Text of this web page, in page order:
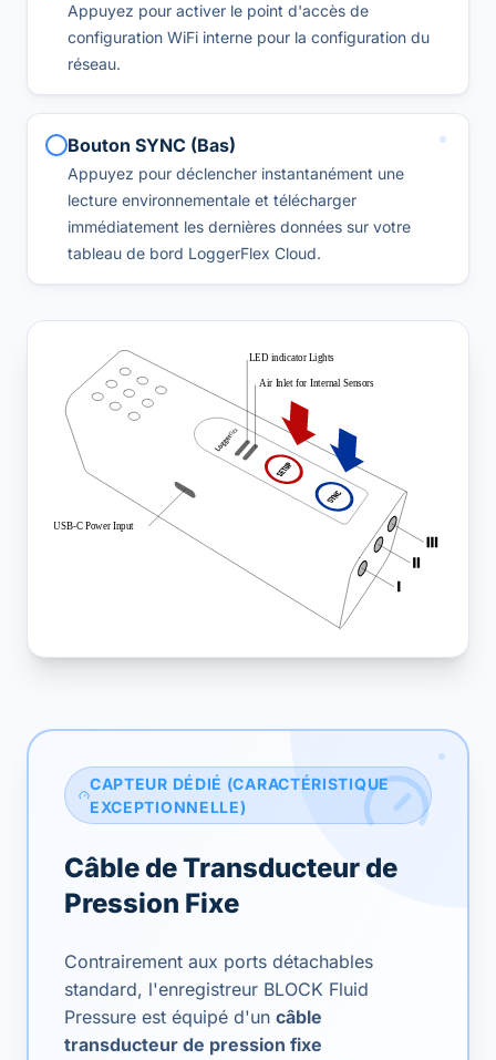
Appuyez pour activer le point d'accès de
configuration WiFi interne pour la configuration du
réseau.
Bouton SYNC (Bas)
Appuyez pour déclencher instantanément une
lecture environnementale et télécharger
immédiatement les dernières données sur votre
tableau de bord LoggerFlex Cloud.
CAPTEUR DÉDIÉ (CARACTÉRISTIQUE
EXCEPTIONNELLE)
Câble de Transducteur de
Pression Fixe
Contrairement aux ports détachables
standard, l'enregistreur BLOCK Fluid
Pressure est équipé d'un câble
transducteur de pression fixe